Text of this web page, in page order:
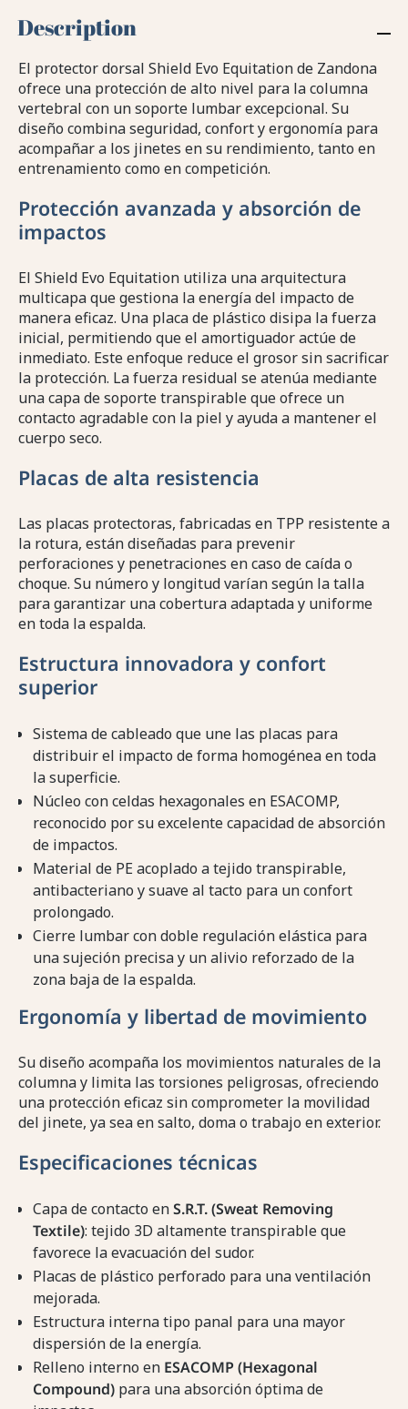
Description
El protector dorsal Shield Evo Equitation de Zandona
ofrece una protección de alto nivel para la columna
vertebral con un soporte lumbar excepcional. Su
diseño combina seguridad, confort y ergonomía para
acompañar a los jinetes en su rendimiento, tanto en
entrenamiento como en competición.
Protección avanzada y absorción de
impactos
El Shield Evo Equitation utiliza una arquitectura
multicapa que gestiona la energía del impacto de
manera eficaz. Una placa de plástico disipa la fuerza
inicial, permitiendo que el amortiguador actúe de
inmediato. Este enfoque reduce el grosor sin sacrificar
la protección. La fuerza residual se atenúa mediante
una capa de soporte transpirable que ofrece un
contacto agradable con la piel y ayuda a mantener el
cuerpo seco.
Placas de alta resistencia
Las placas protectoras, fabricadas en TPP resistente a
la rotura, están diseñadas para prevenir
perforaciones y penetraciones en caso de caída o
choque. Su número y longitud varían según la talla
para garantizar una cobertura adaptada y uniforme
en toda la espalda.
Estructura innovadora y confort
superior
Sistema de cableado que une las placas para
distribuir el impacto de forma homogénea en toda
la superficie.
Núcleo con celdas hexagonales en ESACOMP,
reconocido por su excelente capacidad de absorción
de impactos.
Material de PE acoplado a tejido transpirable,
antibacteriano y suave al tacto para un confort
prolongado.
Cierre lumbar con doble regulación elástica para
una sujeción precisa y un alivio reforzado de la
zona baja de la espalda.
Ergonomía y libertad de movimiento
Su diseño acompaña los movimientos naturales de la
columna y limita las torsiones peligrosas, ofreciendo
una protección eficaz sin comprometer la movilidad
del jinete, ya sea en salto, doma o trabajo en exterior.
Especificaciones técnicas
Capa de contacto enS.R.T. (Sweat Removing
Textile): tejido 3D altamente transpirable que
favorece la evacuación del sudor.
Placas de plástico perforado para una ventilación
mejorada.
Estructura interna tipo panal para una mayor
dispersión de la energía.
Relleno interno en ESACOMP (Hexagonal
Compound) para una absorción óptima de